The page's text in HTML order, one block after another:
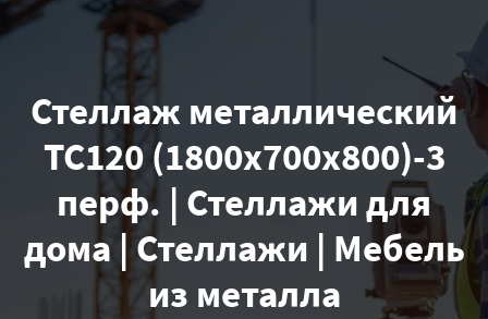
Стеллаж металлический
ТС120 (1800х700х800)-3
перф. | Стеллажи для
дома | Стеллажи | Мебель
из металла